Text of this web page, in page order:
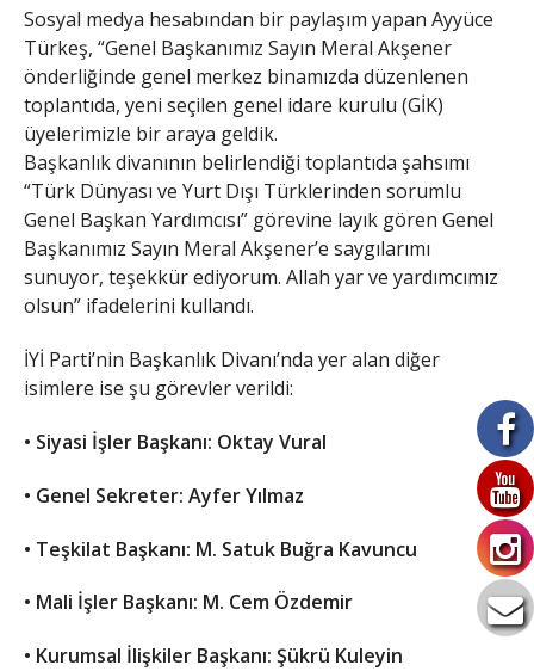
Sosyal medya hesabından bir paylaşım yapan Ayyüce
Türkeş, “Genel Başkanımız Sayın Meral Akşener
önderliğinde genel merkez binamızda düzenlenen
toplantıda, yeni seçilen genel idare kurulu (GİK)
üyelerimizle bir araya geldik.
Başkanlık divanının belirlendiği toplantıda şahsımı
“Türk Dünyası ve Yurt Dışı Türklerinden sorumlu
Genel Başkan Yardımcısı” görevine layık gören Genel
Başkanımız Sayın Meral Akşener’e saygılarımı
sunuyor, teşekkür ediyorum. Allah yar ve yardımcımız
olsun” ifadelerini kullandı.
İYİ Parti’nin Başkanlık Divanı’nda yer alan diğer
isimlere ise şu görevler verildi:
• Siyasi İşler Başkanı: Oktay Vural
• Genel Sekreter: Ayfer Yılmaz
• Teşkilat Başkanı: M. Satuk Buğra Kavuncu
• Mali İşler Başkanı: M. Cem Özdemir
• Kurumsal İlişkiler Başkanı: Şükrü Kuleyin